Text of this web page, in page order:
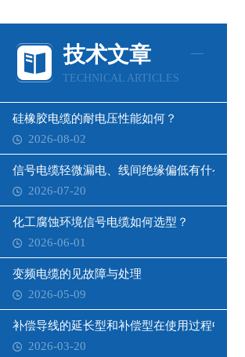
技术文章
TECHNICAL ARTICLES
硅橡胶电缆的耐电压性能如何？
2026-08-02
信号电缆轻微漏电、线间绝缘偏低有什么影响
2026-07-20
化工腐蚀环境信号电缆如何选型？
2026-06-01
变频电缆的见故障与处理
2026-05-09
补偿导线的延长型和补偿型在使用过程中需
2026-03-20